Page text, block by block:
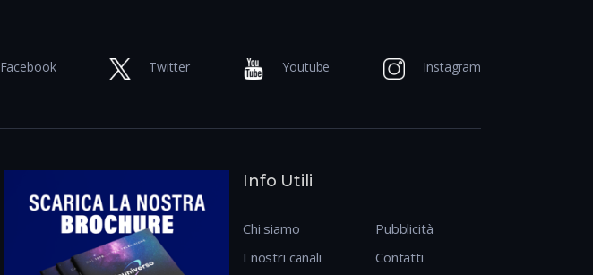
Facebook Twitter Youtube Instagram
Info Utili
Chi siamo
I nostri canali
Pubblicità
Contatti